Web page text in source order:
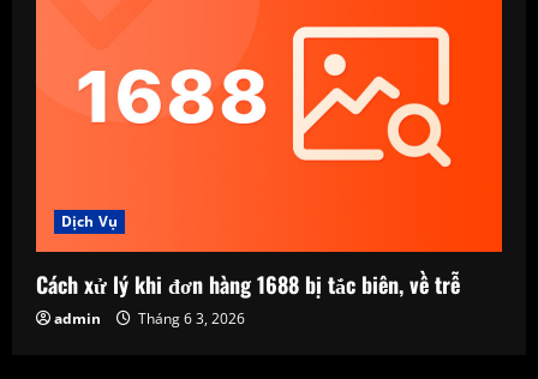
Dịch Vụ
Cách xử lý khi đơn hàng 1688 bị tắc biên, về trễ
admin Tháng 6 3, 2026